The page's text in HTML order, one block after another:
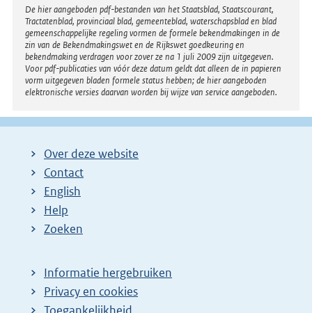
Disclaimer
De hier aangeboden pdf-bestanden van het Staatsblad, Staatscourant,
Tractatenblad, provinciaal blad, gemeenteblad, waterschapsblad en blad
gemeenschappelijke regeling vormen de formele bekendmakingen in de
zin van de Bekendmakingswet en de Rijkswet goedkeuring en
bekendmaking verdragen voor zover ze na 1 juli 2009 zijn uitgegeven.
Voor pdf-publicaties van vóór deze datum geldt dat alleen de in papieren
vorm uitgegeven bladen formele status hebben; de hier aangeboden
elektronische versies daarvan worden bij wijze van service aangeboden.
Over deze website
Contact
English
Help
Zoeken
Informatie hergebruiken
Privacy en cookies